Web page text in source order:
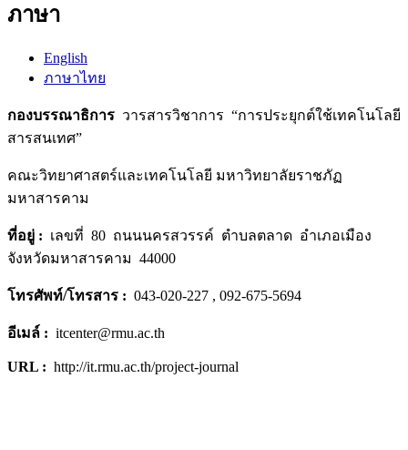
ภาษา
English
ภาษาไทย
กองบรรณาธิการ วารสารวิชาการ “การประยุกต์ใช้เทคโนโลยี
สารสนเทศ”
คณะวิทยาศาสตร์และเทคโนโลยี มหาวิทยาลัยราชภัฏ
มหาสารคาม
ที่อยู่ : เลขที่ 80 ถนนนครสวรรค์ ตำบลตลาด อำเภอเมือง
จังหวัดมหาสารคาม 44000
โทรศัพท์/โทรสาร : 043-020-227 , 092-675-5694
อีเมล์ : itcenter@rmu.ac.th
URL : http://it.rmu.ac.th/project-journal